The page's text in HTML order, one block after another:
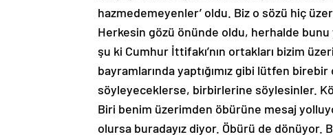
hazmedemeyenler’ oldu. Biz o sözü hiç
Herkesin gözü önünde oldu, herhalde
şu ki Cumhur İttifakı’nın ortakları bizim
bayramlarında yaptığımız gibi lütfen
söyleyeceklerse, birbirlerine söylesinler.
Biri benim üzerimden öbürüne mesaj
olursa buradayız diyor. Öbürü de